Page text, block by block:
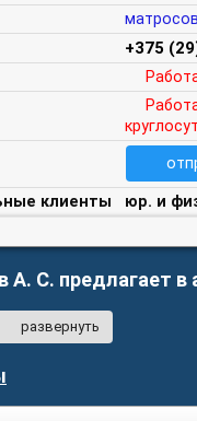
+375
клиенты юр. и
С. предлагает в
развернуть